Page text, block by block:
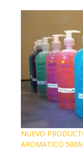
NUEVO
AROMATICO